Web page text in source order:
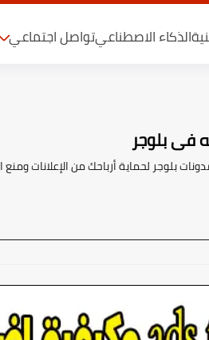
الذكاء الاصطناعيتواصل اجتماعي